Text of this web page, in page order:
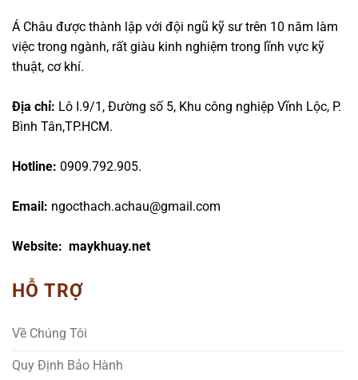
Á Châu được thành lập với đội ngũ kỹ sư trên 10 năm làm
việc trong ngành, rất giàu kinh nghiệm trong lĩnh vực kỹ
thuật, cơ khí.
Địa chỉ: Lô I.9/1, Đường số 5, Khu công nghiệp Vĩnh Lộc, P.
Bình Tân,TP.HCM.
Hotline: 0909.792.905.
Email: ngocthach.achau@gmail.com
Website: maykhuay.net
HỖ TRỢ
Về Chúng Tôi
Quy Định Bảo Hành